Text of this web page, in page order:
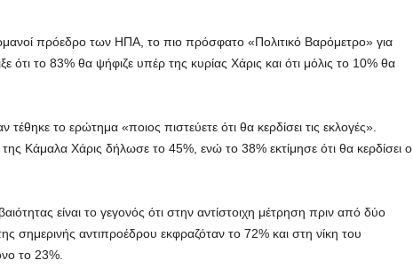
πρόεδρο των ΗΠΑ, το πιο πρόσφατο «Πολιτικό Βαρόμετρο» για
ότι το 83% θα ψήφιζε υπέρ της κυρίας Χάρις και ότι μόλις το 10% θα
το ερώτημα «ποιος πιστεύετε ότι θα κερδίσει τις εκλογές».
Κάμαλα Χάρις δήλωσε το 45%, ενώ το 38% εκτίμησε ότι θα κερδίσει ο
είναι το γεγονός ότι στην αντίστοιχη μέτρηση πριν από δύο
σημερινής αντιπροέδρου εκφραζόταν το 72% και στη νίκη του
το 23%.